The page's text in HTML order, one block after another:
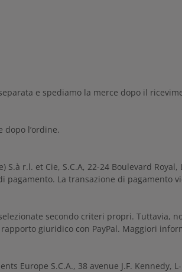
e spediamo la merce dopo il
l’ordine.
r.l. et Cie, S.C.A, 22-24 Boulevard Royal,
La transazione di pagamento
secondo criteri propri. Tuttavia,
giuridico con PayPal. Maggiori
S.C.A., 38 avenue J.F. Kennedy,